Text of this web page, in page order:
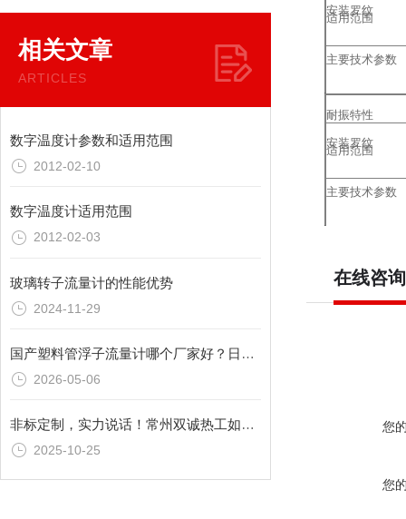
相关文章
ARTICLES
数字温度计参数和适用范围
2012-02-10
数字温度计适用范围
2012-02-03
玻璃转子流量计的性能优势
2024-11-29
国产塑料管浮子流量计哪个厂家好？日标/美标塑料管浮子流量计厂家推荐
2026-05-06
非标定制，实力说话！常州双诚热工如何成为远传型玻璃转子流量计的“定制专家”？
2025-10-25
安装罗纹
适用范围
主要技术参数
耐振特性
安装罗纹
适用范围
主要技术参数
安装罗纹
在线咨询
您
您